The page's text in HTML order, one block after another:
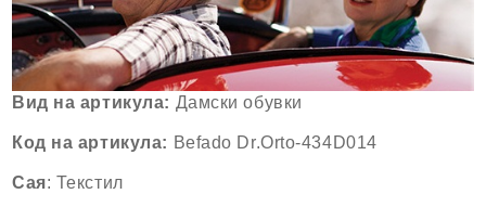
Вид на артикула: Дамски обувки
Код на артикула: Befado Dr.Orto-434D014
Сая: Текстил